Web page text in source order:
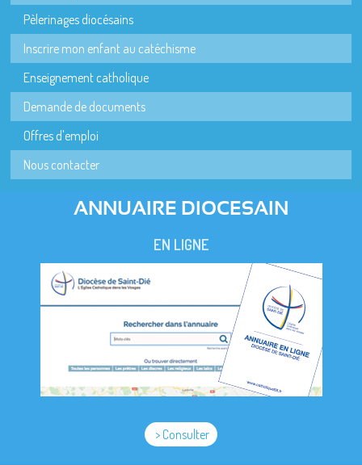
Pèlerinages diocésains
Inscrire mon enfant au catéchisme
Enseignement catholique
Demande de documents
Offres d'emploi
Nous contacter
ANNUAIRE DIOCESAIN
EN LIGNE
> Consulter